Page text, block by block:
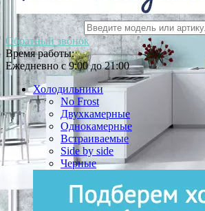
Обратный звонок
Время работы:
Ежедневно с 9:00 до 21:00
Холодильники
No Frost
Двухкамерные
Однокамерные
Встраиваемые
Side by side
Черные